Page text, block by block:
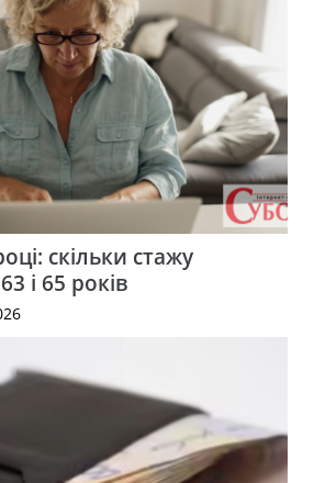
скільки стажу
і 65 років